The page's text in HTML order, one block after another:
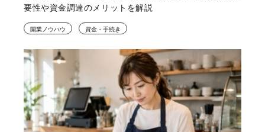
要性や資金調達のメリットを解説
開業ノウハウ 資金・手続き